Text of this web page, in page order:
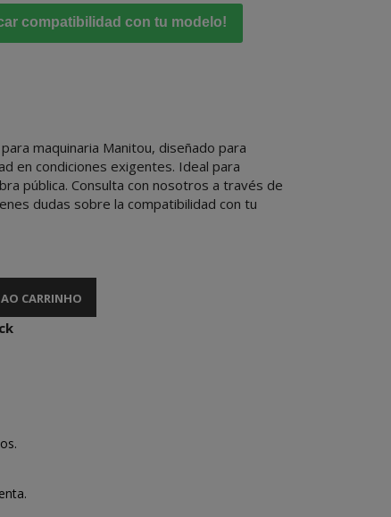
compatibilidad con tu modelo!
maquinaria Manitou, diseñado para
en condiciones exigentes. Ideal para
pública. Consulta con nosotros a través de
dudas sobre la compatibilidad con tu
CARRINHO